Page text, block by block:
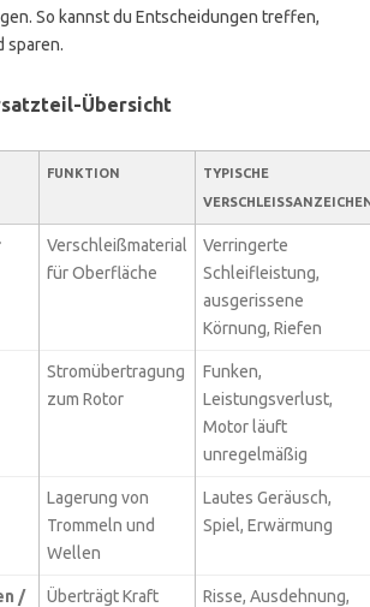
So kannst du Entscheidungen treffen,
sparen.
Übersicht
FUNKTION
TYPISCHE
VERSCHLEISSANZEICHEN
Verschleißmaterial
für Oberfläche
Verringerte
Schleifleistung,
ausgerissene
Körnung, Riefen
Stromübertragung
zum Rotor
Funken,
Leistungsverlust,
Motor läuft
unregelmäßig
Lagerung von
Trommeln und
Wellen
Lautes Geräusch,
Spiel, Erwärmung
/
Überträgt Kraft
Risse, Ausdehnung,